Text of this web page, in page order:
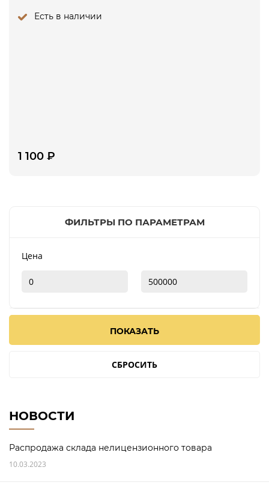
ФИЛЬТРЫ ПО ПАРАМЕТРАМ
Цена
ПОКАЗАТЬ
СБРОСИТЬ
НОВОСТИ
Распродажа склада нелицензионного товара
10.03.2023
Есть в наличии
1 100 ₽